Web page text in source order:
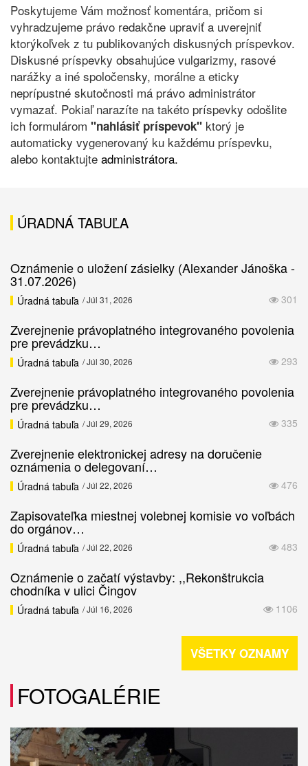
Poskytujeme Vám možnosť komentára, pričom si
vyhradzujeme právo redakčne upraviť a uverejniť
ktorýkoľvek z tu publikovaných diskusných príspevkov.
Diskusné príspevky obsahujúce vulgarizmy, rasové
narážky a iné spoločensky, morálne a eticky
neprípustné skutočnosti má právo administrátor
vymazať. Pokiaľ narazíte na takéto príspevky odošlite
ich formulárom "nahlásiť príspevok" ktorý je
automaticky vygenerovaný ku každému príspevku,
alebo kontaktujte administrátora.
ÚRADNÁ TABUĽA
Oznámenie o uložení zásielky (Alexander Jánoška -
31.07.2026)
301
Úradná tabuľa / Júl 31, 2026
Zverejnenie právoplatného integrovaného povolenia
pre prevádzku…
293
Úradná tabuľa / Júl 30, 2026
Zverejnenie právoplatného integrovaného povolenia
pre prevádzku…
335
Úradná tabuľa / Júl 29, 2026
Zverejnenie elektronickej adresy na doručenie
oznámenia o delegovaní…
476
Úradná tabuľa / Júl 22, 2026
Zapisovateľka miestnej volebnej komisie vo voľbách
do orgánov…
483
Úradná tabuľa / Júl 22, 2026
Oznámenie o začatí výstavby: ,,Rekonštrukcia
chodníka v ulici Čingov
1106
Úradná tabuľa / Júl 16, 2026
VŠETKY OZNAMY
FOTOGALÉRIE